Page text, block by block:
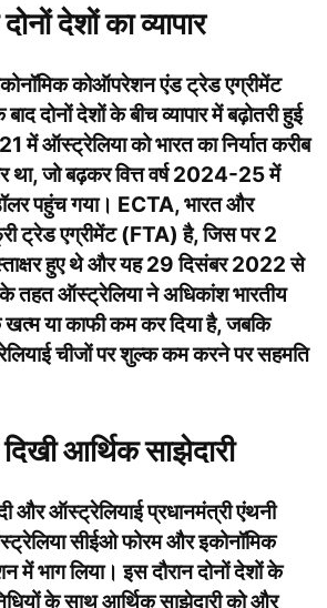
देशों का व्यापार
कोऑपरेशन एंड ट्रेड एग्रीमेंट
दोनों देशों के बीच व्यापार में बढ़ोतरी हुई
में ऑस्ट्रेलिया को भारत का निर्यात करीब
था, जो बढ़कर वित्त वर्ष 2024-25 में
पहुंच गया। ECTA, भारत और
ट्रेड एग्रीमेंट (FTA) है, जिस पर 2
हुए थे और यह 29 दिसंबर 2022 से
तहत ऑस्ट्रेलिया ने अधिकांश भारतीय
या काफी कम कर दिया है, जबकि
चीजों पर शुल्क कम करने पर सहमति
आर्थिक साझेदारी
और ऑस्ट्रेलियाई प्रधानमंत्री एंथनी
सीईओ फोरम और इकोनॉमिक
में भाग लिया। इस दौरान दोनों देशों के
के साथ आर्थिक साझेदारी को और